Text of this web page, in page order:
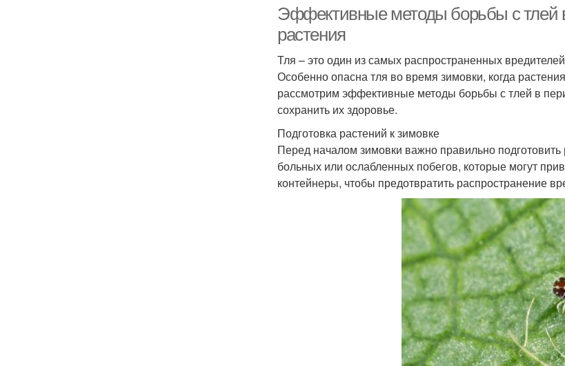
Эффективные методы борьбы с тлей
растения
Тля – это один из самых распространенных
Особенно опасна тля во время зимовки, когда
рассмотрим эффективные методы борьбы с тлей в
сохранить их здоровье.
Подготовка растений к зимовке
Перед началом зимовки важно правильно
больных или ослабленных побегов, которые могут
контейнеры, чтобы предотвратить распространение